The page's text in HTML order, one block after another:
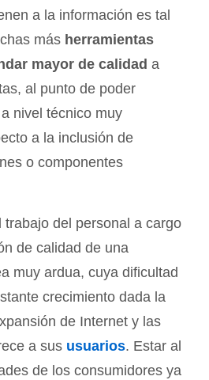
a la información es tal
más herramientas
mayor de calidad a
al punto de poder
nivel técnico muy
a la inclusión de
o componentes
trabajo del personal a cargo
de calidad de una
muy ardua, cuya dificultad
crecimiento dada la
de Internet y las
a sus usuarios. Estar al
de los consumidores ya